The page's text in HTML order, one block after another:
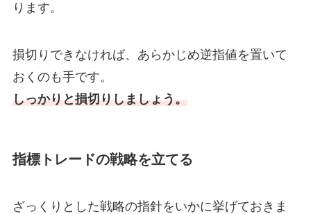
ります。
損切りできなければ、あらかじめ逆指値を置いて
おくのも手です。
しっかりと損切りしましょう。
指標トレードの戦略を立てる
ざっくりとした戦略の指針をいかに挙げておきま